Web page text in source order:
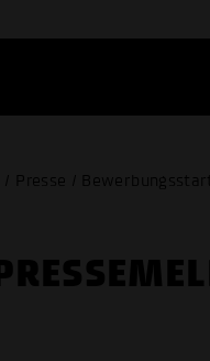
/ Presse /